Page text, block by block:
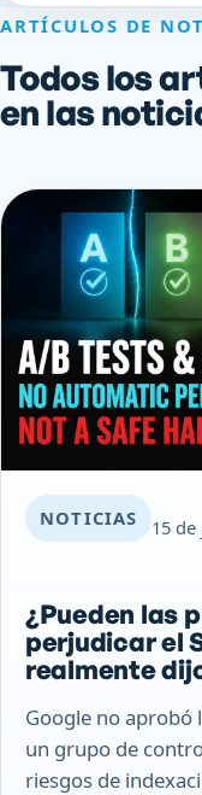
ARTÍCULOS DE
Todos los
en las
NOTICIAS 15
¿Pueden las
perjudicar el
realmente
Google no aprobó
un grupo de
riesgos de